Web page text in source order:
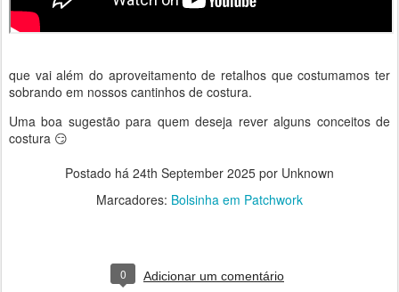
que vai além do aproveitamento de retalhos que costumamos ter
sobrando em nossos cantinhos de costura.
Uma boa sugestão para quem deseja rever alguns conceitos de
costura 😏
Postado há 24th September 2025 por Unknown
Marcadores: Bolsinha em Patchwork
0 Adicionar um comentário